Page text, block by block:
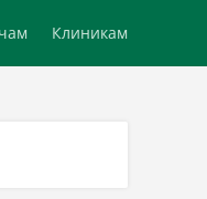
Клиникам